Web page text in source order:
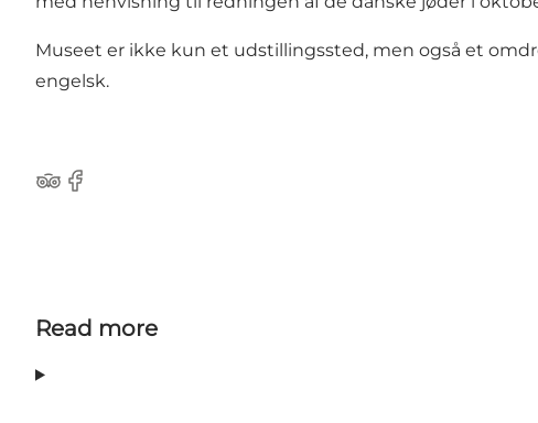
Museet er ikke kun et udstillingssted, men også et
engelsk.
Tripadvisor
Facebook
Read more